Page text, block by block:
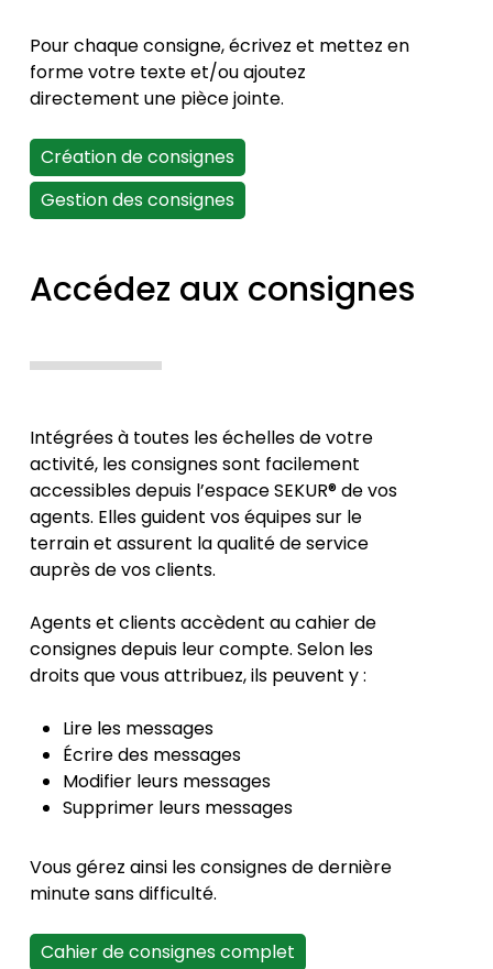
Pour chaque consigne, écrivez et mettez en
forme votre texte et/ou ajoutez
directement une pièce jointe.
Création de consignes
Gestion des consignes
Accédez aux consignes
Intégrées à toutes les échelles de votre
activité, les consignes sont facilement
accessibles depuis l’espace SEKUR® de vos
agents. Elles guident vos équipes sur le
terrain et assurent la qualité de service
auprès de vos clients.
Agents et clients accèdent au cahier de
consignes depuis leur compte. Selon les
droits que vous attribuez, ils peuvent y :
Lire les messages
Écrire des messages
Modifier leurs messages
Supprimer leurs messages
Vous gérez ainsi les consignes de dernière
minute sans difficulté.
Cahier de consignes complet